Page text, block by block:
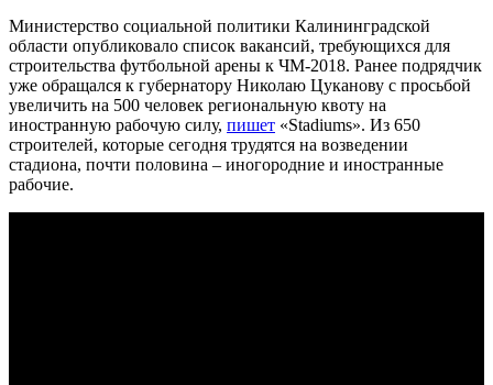
Министерство социальной политики Калининградской
области опубликовало список вакансий, требующихся для
строительства футбольной арены к ЧМ-2018. Ранее подрядчик
уже обращался к губернатору Николаю Цуканову с просьбой
увеличить на 500 человек региональную квоту на
иностранную рабочую силу, пишет «Stadiums». Из 650
строителей, которые сегодня трудятся на возведении
стадиона, почти половина – иногородние и иностранные
рабочие.